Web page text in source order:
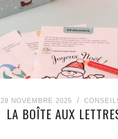
28 NOVEMBRE 2025
LA BOÎTE AUX